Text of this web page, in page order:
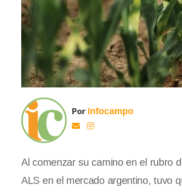
Por Infocampo
Al comenzar su camino en el rubro
ALS en el mercado argentino, tuvo